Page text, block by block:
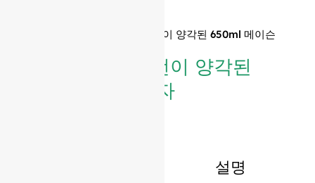
다이아몬드 패턴이 양각된 650ml 메이슨
다이아몬드 패턴이 양각된
650ml 메이슨 자
설명